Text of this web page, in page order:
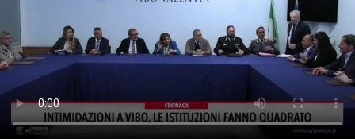
Politica
Economia e lavoro